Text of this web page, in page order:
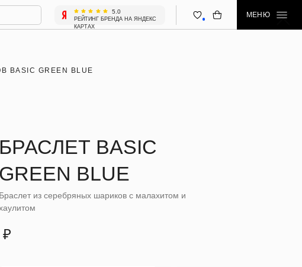
РЕЙТИНГ БРЕНДА НА ЯНДЕКС
КАРТАХ
GREEN BLUE
БРАСЛЕТ BASIC
GREEN BLUE
Браслет из серебряных шариков с малахитом и
₽